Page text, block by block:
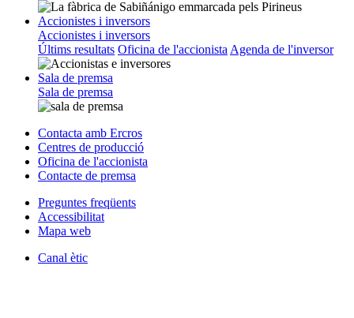
Accionistes i inversors
Accionistes i inversors
Últims resultats Oficina de l'accionista Agenda de l'inversor
Sala de premsa
Sala de premsa
Contacta amb Ercros
Centres de producció
Oficina de l'accionista
Contacte de premsa
Preguntes freqüents
Accessibilitat
Mapa web
Canal ètic